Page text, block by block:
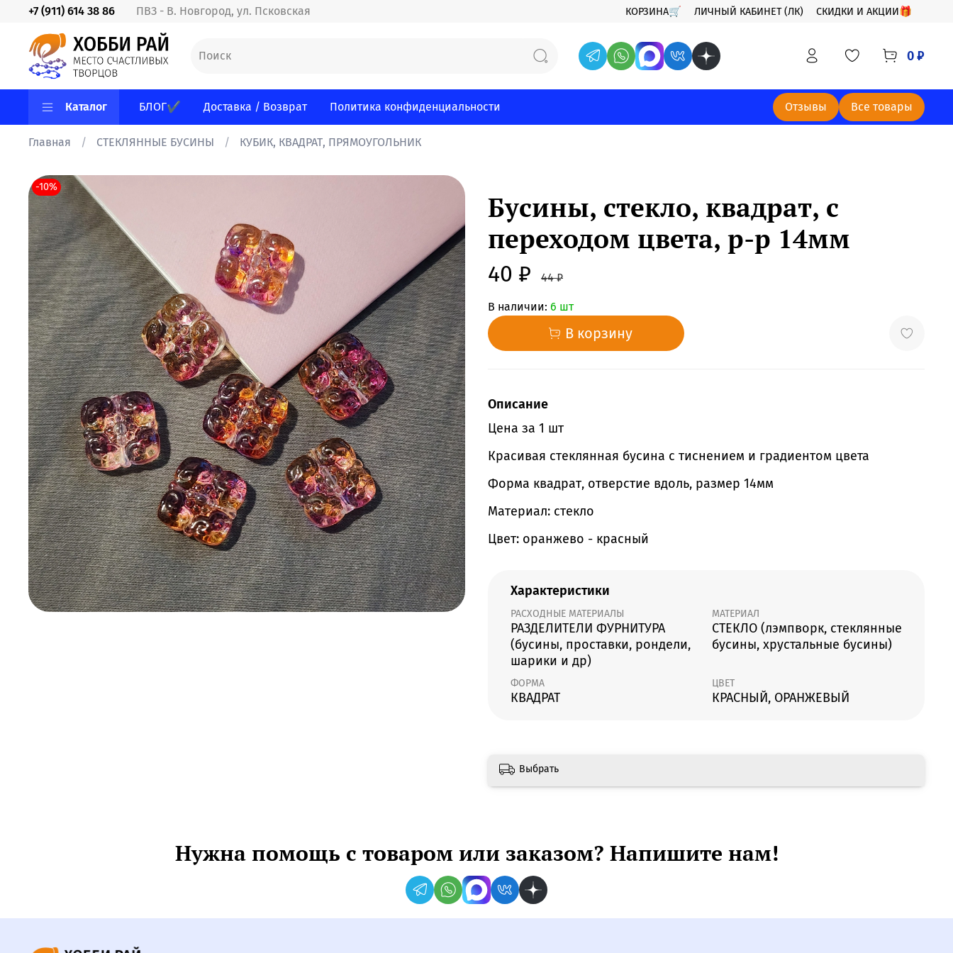
КОРЗИНА🛒 ЛИЧНЫЙ КАБИНЕТ (ЛК) СКИДКИ И АКЦИИ🎁
ПВЗ - В. Новгород, ул. Псковская
+7 (911) 614 38 86
0 ₽
Каталог БЛОГ✔ Доставка / Возврат Политика конфиденциальности Отзывы Все товары
Главная СТЕКЛЯННЫЕ БУСИНЫ КУБИК, КВАДРАТ, ПРЯМОУГОЛЬНИК
-10%
Бусины, стекло, квадрат, с
переходом цвета, р-р 14мм
40 ₽ 44 ₽
В наличии: 6 шт
В корзину
Описание
Цена за 1 шт
Красивая стеклянная бусина с тиснением и градиентом цвета
Форма квадрат, отверстие вдоль, размер 14мм
Материал: стекло
Цвет: оранжево - красный
Характеристики
РАСХОДНЫЕ МАТЕРИАЛЫ
РАЗДЕЛИТЕЛИ ФУРНИТУРА
(бусины, проставки, рондели,
шарики и др)
МАТЕРИАЛ
СТЕКЛО (лэмпворк, стеклянные
бусины, хрустальные бусины)
ФОРМА
КВАДРАТ
ЦВЕТ
КРАСНЫЙ, ОРАНЖЕВЫЙ
Выбрать
Нужна помощь с товаром или заказом? Напишите нам!